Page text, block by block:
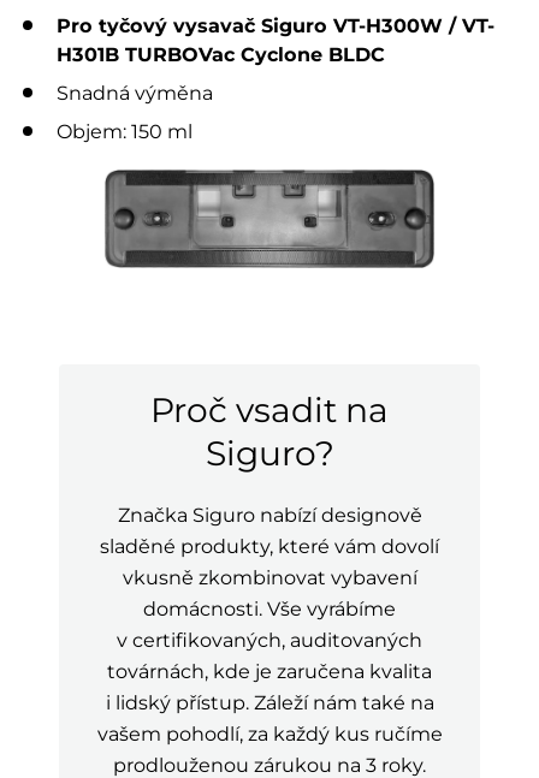
Pro tyčový vysavač Siguro VT-H300W / VT-
H301B TURBOVac Cyclone BLDC
Snadná výměna
Objem: 150 ml
Proč vsadit na
Siguro?
Značka Siguro nabízí designově
sladěné produkty, které vám dovolí
vkusně zkombinovat vybavení
domácnosti. Vše vyrábíme
v certifikovaných, auditovaných
továrnách, kde je zaručena kvalita
i lidský přístup. Záleží nám také na
vašem pohodlí, za každý kus ručíme
prodlouženou zárukou na 3 roky.